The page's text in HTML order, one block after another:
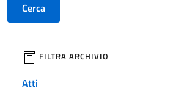
Cerca
filtri da applicare
FILTRA ARCHIVIO
Atti